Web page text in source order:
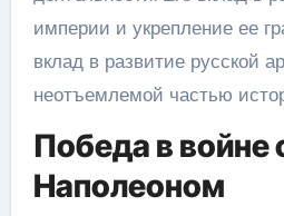
империи и укрепление ее
вклад в развитие русской
неотъемлемой частью
Победа в войне
Наполеоном